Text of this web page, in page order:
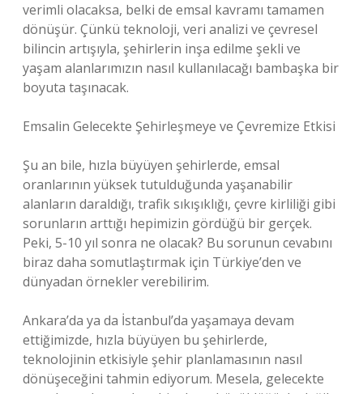
verimli olacaksa, belki de emsal kavramı tamamen
dönüşür. Çünkü teknoloji, veri analizi ve çevresel
bilincin artışıyla, şehirlerin inşa edilme şekli ve
yaşam alanlarımızın nasıl kullanılacağı bambaşka bir
boyuta taşınacak.
Emsalin Gelecekte Şehirleşmeye ve Çevremize Etkisi
Şu an bile, hızla büyüyen şehirlerde, emsal
oranlarının yüksek tutulduğunda yaşanabilir
alanların daraldığı, trafik sıkışıklığı, çevre kirliliği gibi
sorunların arttığı hepimizin gördüğü bir gerçek.
Peki, 5-10 yıl sonra ne olacak? Bu sorunun cevabını
biraz daha somutlaştırmak için Türkiye’den ve
dünyadan örnekler verebilirim.
Ankara’da ya da İstanbul’da yaşamaya devam
ettiğimizde, hızla büyüyen bu şehirlerde,
teknolojinin etkisiyle şehir planlamasının nasıl
dönüşeceğini tahmin ediyorum. Mesela, gelecekte